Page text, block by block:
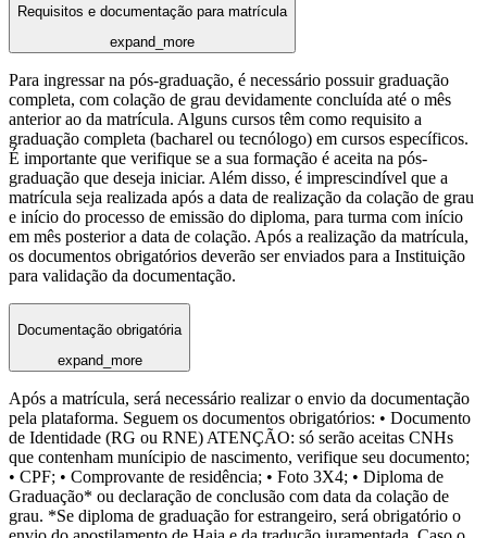
Requisitos e documentação para matrícula
expand_more
Para ingressar na pós-graduação, é necessário possuir graduação
completa, com colação de grau devidamente concluída até o mês
anterior ao da matrícula. Alguns cursos têm como requisito a
graduação completa (bacharel ou tecnólogo) em cursos específicos.
É importante que verifique se a sua formação é aceita na pós-
graduação que deseja iniciar. Além disso, é imprescindível que a
matrícula seja realizada após a data de realização da colação de grau
e início do processo de emissão do diploma, para turma com início
em mês posterior a data de colação. Após a realização da matrícula,
os documentos obrigatórios deverão ser enviados para a Instituição
para validação da documentação.
Documentação obrigatória
expand_more
Após a matrícula, será necessário realizar o envio da documentação
pela plataforma. Seguem os documentos obrigatórios: • Documento
de Identidade (RG ou RNE) ATENÇÃO: só serão aceitas CNHs
que contenham munícipio de nascimento, verifique seu documento;
• CPF; • Comprovante de residência; • Foto 3X4; • Diploma de
Graduação* ou declaração de conclusão com data da colação de
grau. *Se diploma de graduação for estrangeiro, será obrigatório o